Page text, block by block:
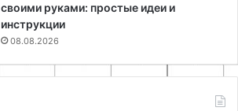
своими руками: простые идеи и
инструкции
08.08.2026